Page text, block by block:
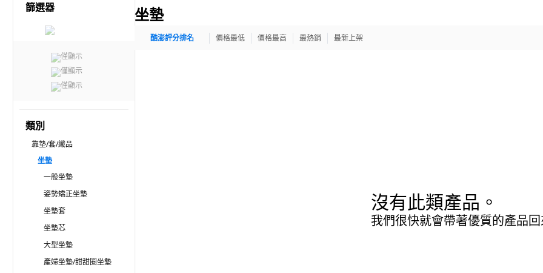
篩選器
僅顯示
僅顯示
僅顯示
類別
靠墊/套/織品
坐墊
一般坐墊
姿勢矯正坐墊
坐墊套
坐墊芯
大型坐墊
產婦坐墊/甜甜圈坐墊
坐墊
酷澎評分排名 價格最低 價格最高 最熱銷 最新上架
沒有此類產品。
我們很快就會帶著優質的產品